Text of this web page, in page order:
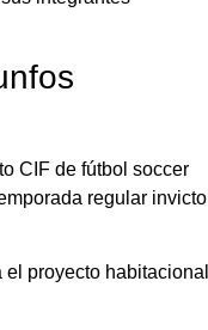
CIF de fútbol soccer
regular invicto
proyecto habitacional